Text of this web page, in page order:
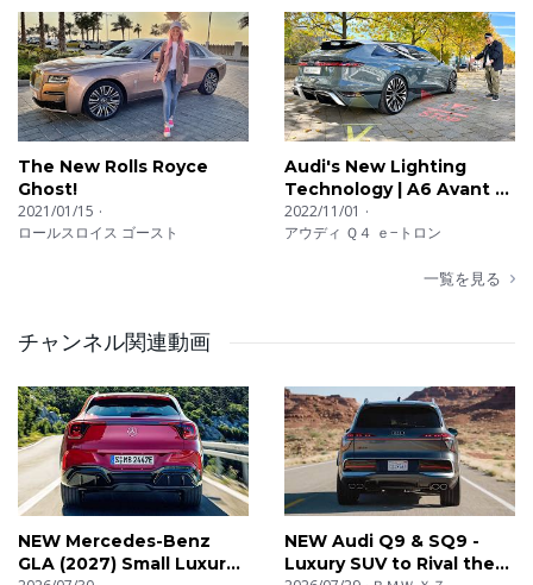
The New Rolls Royce
Ghost!
2021/01/15
ロールスロイス ゴースト
Audi's New Lighting
Technology | A6 Avant e-
Tron
2022/11/01
アウディ Ｑ４ ｅ−トロン
一覧を見る
チャンネル関連動画
NEW Mercedes-Benz
GLA (2027) Small Luxury
NEW Audi Q9 & SQ9 -
Luxury SUV to Rival the